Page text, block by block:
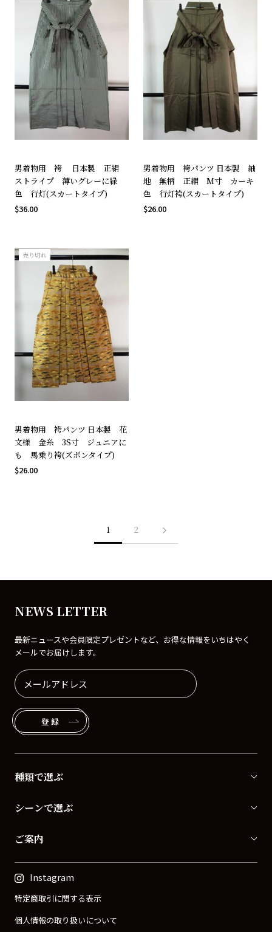
男着物用 袴 日本製 正絹
ストライプ 薄いグレーに緑
色 行灯(スカートタイプ)
$36.00
男着物用 袴パンツ 日本製 紬
地 無柄 正絹 M寸 カーキ
色 行灯袴(スカートタイプ)
$26.00
売り切れ
男着物用 袴パンツ 日本製 花
文様 金糸 3S寸 ジュニアに
も 馬乗り袴(ズボンタイプ)
$26.00
1 2
NEWS LETTER
最新ニュースや会員限定プレゼントなど、お得な情報をいちはやく
メールでお届けします。
登録
種類で選ぶ
シーンで選ぶ
ご案内
Instagram
特定商取引に関する表示
個人情報の取り扱いについて